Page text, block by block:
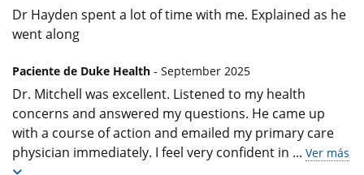
Dr Hayden spent a lot of time with me. Explained as he
went along
Paciente de Duke Health - September 2025
Dr. Mitchell was excellent. Listened to my health
concerns and answered my questions. He came up
with a course of action and emailed my primary care
physician immediately. I feel very confident in ... Ver más